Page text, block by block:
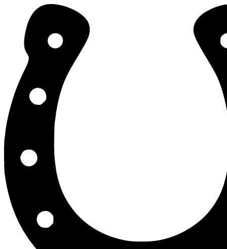
Stajnia Testowa